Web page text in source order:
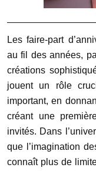
Les faire-part
au fil des années,
créations
jouent un rôle
important, en
créant une
invités. Dans
que l’imagination
connaît plus de